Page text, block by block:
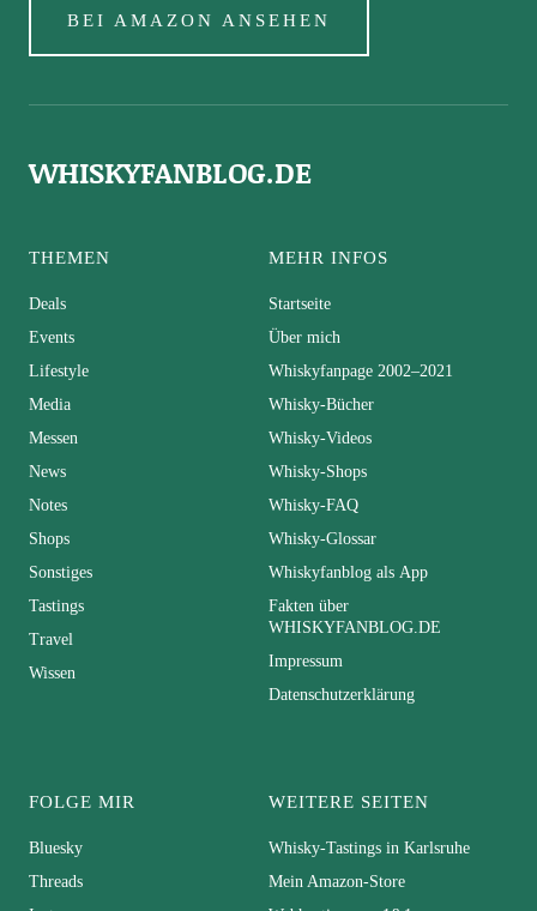
BEI AMAZON ANSEHEN
WHISKYFANBLOG.DE
THEMEN
Deals
Events
Lifestyle
Media
Messen
News
Notes
Shops
Sonstiges
Tastings
Travel
Wissen
MEHR INFOS
Startseite
Über mich
Whiskyfanpage 2002–2021
Whisky-Bücher
Whisky-Videos
Whisky-Shops
Whisky-FAQ
Whisky-Glossar
Whiskyfanblog als App
Fakten über
WHISKYFANBLOG.DE
Impressum
Datenschutzerklärung
FOLGE MIR
Bluesky
Threads
WEITERE SEITEN
Whisky-Tastings in Karlsruhe
Mein Amazon-Store